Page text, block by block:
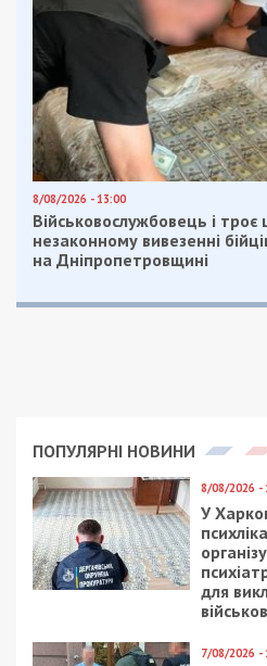
8/08/2026 - 13:00
Військовослужбовець і троє
незаконному вивезенні
на Дніпропетровщині
ПОПУЛЯРНІ НОВИНИ
8/08/2026 -
У
для
7/08/2026 -